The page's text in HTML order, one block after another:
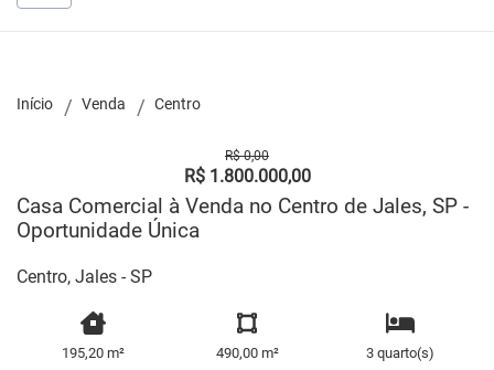
Início Venda Centro
R$ 0,00
R$ 1.800.000,00
Casa Comercial à Venda no Centro de Jales, SP -
Oportunidade Única
Centro, Jales - SP
195,20 m² 490,00 m² 3 quarto(s)